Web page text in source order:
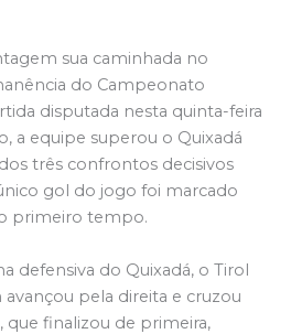
sua caminhada no
do Campeonato
disputada nesta quinta-feira
a equipe superou o Quixadá
três confrontos decisivos
gol do jogo foi marcado
primeiro tempo.
defensiva do Quixadá, o Tirol
pela direita e cruzou
que finalizou de primeira,